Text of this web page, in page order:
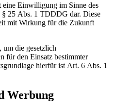
Einwilligung im Sinne des
25 Abs. 1 TDDDG dar. Diese
mit Wirkung für die Zukunft
um die gesetzlich
für den Einsatz bestimmter
hierfür ist Art. 6 Abs. 1
Werbung